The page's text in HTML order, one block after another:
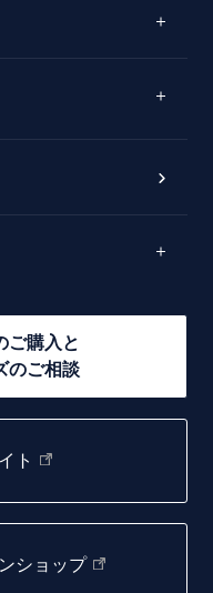
旭川本店
ご購入と
のご相談
ト
ショップ